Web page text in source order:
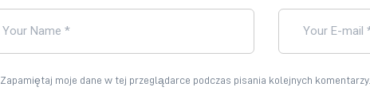
Zapamiętaj moje dane w tej przeglądarce podczas pisania kolejnych komentarzy.